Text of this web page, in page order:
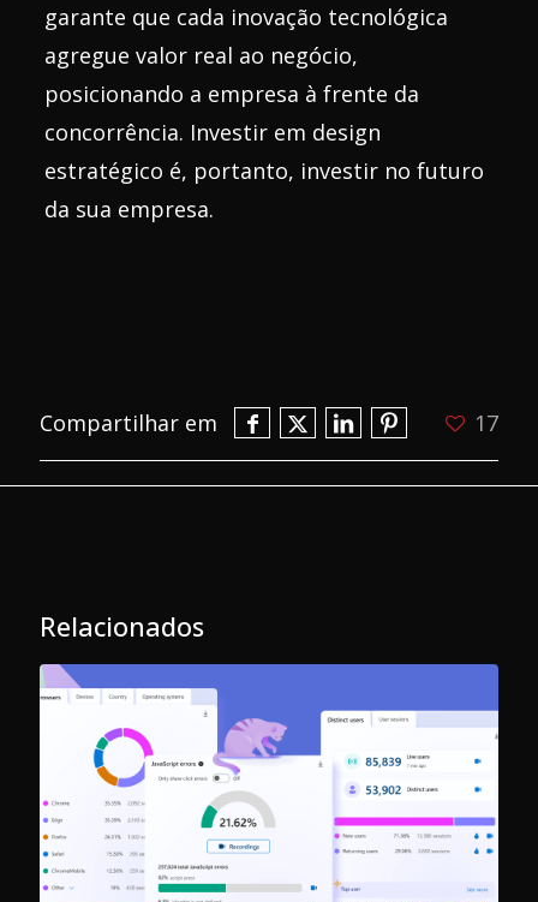
garante que cada inovação tecnológica
agregue valor real ao negócio,
posicionando a empresa à frente da
concorrência. Investir em design
estratégico é, portanto, investir no futuro
da sua empresa.
Compartilhar em 17
Relacionados